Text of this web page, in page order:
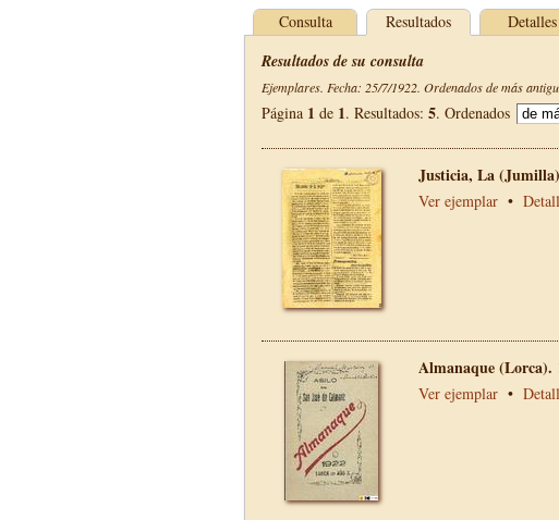
Consulta Resultados Detalles
Resultados de su consulta
Ejemplares. Fecha: 25/7/1922. Ordenados de más
Página 1 de 1. Resultados: 5. Ordenados
Justicia, La
Ver ejemplar •
Almanaque (Lorca).
Ver ejemplar •